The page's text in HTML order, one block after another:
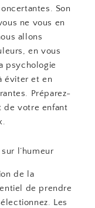
Son
ne vous en
allons
en vous
psychologie
éviter et en
Préparez-
de votre enfant
l’humeur
de la
de prendre
Les